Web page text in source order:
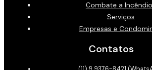
Combate a
Serviços
Empresas e
Contatos